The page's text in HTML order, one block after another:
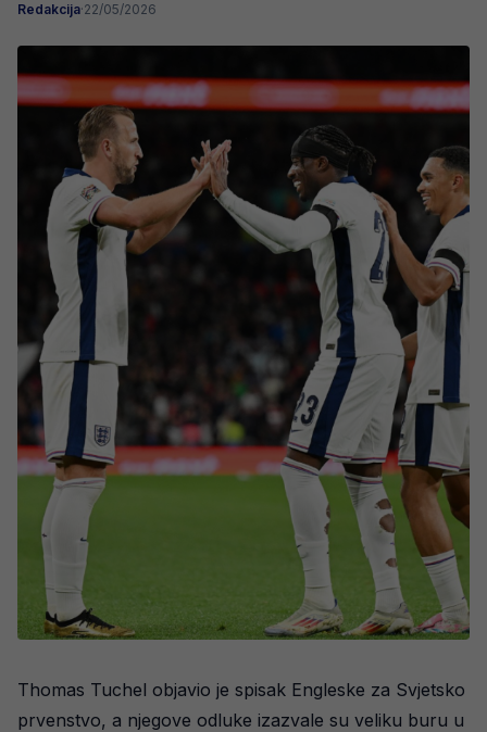
Redakcija·22/05/2026
Thomas Tuchel objavio je spisak Engleske za Svjetsko
prvenstvo, a njegove odluke izazvale su veliku buru u